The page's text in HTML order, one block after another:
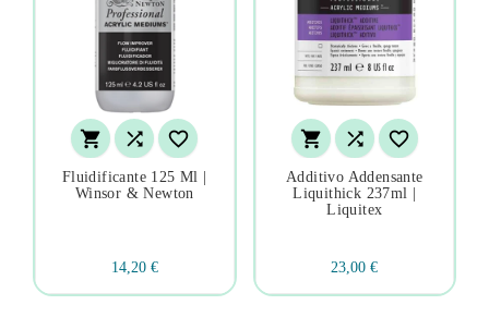
  
Fluidificante 125 Ml |
Winsor & Newton
14,20 €
  
Additivo Addensante
Liquithick 237ml |
Liquitex
23,00 €